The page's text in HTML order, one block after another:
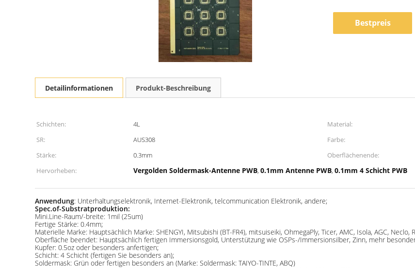
Bestpreis
Detailinformationen Produkt-Beschreibung
Schichten: 4L Material:
SR:
AUS308 Farbe:
Stärke:
0.3mm Oberflächenende:
Hervorheben:
Vergolden Soldermask-Antenne PWB, 0.1mm Antenne PWB, 0.1mm 4 Schicht PWB
Anwendung: Unterhaltungselektronik, Internet-Elektronik, telcommunication Elektronik, andere;
Spec.of-Substratproduktion:
Mini.Line-Raum/-breite: 1mil (25um)
Fertige Stärke: 0.4mm;
Materielle Marke: Hauptsächlich Marke: SHENGYI, Mitsubishi (BT-FR4), mitsuiseiki, OhmegaPly, Ticer, AMC, Isola, AGC, Neclo,
Oberfläche beendet: Hauptsächlich fertigen Immersionsgold, Unterstützung wie OSPs-/Immersionsilber, Zinn, mehr
Kupfer: 0.5oz oder besonders anfertigen;
Schicht: 4 Schicht (fertigen Sie besonders an);
Soldermask: Grün oder fertigen besonders an (Marke: Soldermask: TAIYO-TINTE, ABQ)